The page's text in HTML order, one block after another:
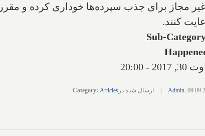
مجاز برای جذب سپرده‌ها خوداری کرده و
کنند.
Sub-
20:00
Admin, ارسال شده در Category: Articles